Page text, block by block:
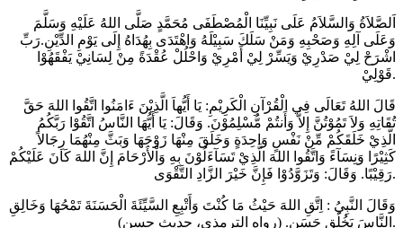
اَلصَّلاَةُ وَالسَّلاَمُ عَلَى نَبِيِّنَا الْمُصْطَفَى مُحَمَّدٍ صَلَّى اللهُ عَلَيْهِ وَسَلَّمَ
وَعَلَى آلِهِ وَصَحْبِهِ وَمَنْ سَلَكَ سَبِيْلَهُ وَاهْتَدَى بِهُدَاهُ إِلَى يَوْمِ الدِّيْنِ.رَبِّ
اشْرَحْ لِيْ صَدْرِيْ وَيَسِّرْ لِيْ أَمْرِيْ وَاحْلُلْ عُقْدَةً مِنْ لِسَانِيْ يَفْقَهُوْا
قَوْلِيْ.
قَالَ اللهُ تَعَالَى فِي الْقُرْآنِ الْكَرِيْمِ: يَا أَيُّهاَ الَّذِيْنَ ءَامَنُوا اتَّقُوا اللهَ حَقَّ
تُقَاتِهِ وَلاَ تَمُوْتُنَّ إِلاَّ وَأَنتُمْ مُّسْلِمُوْنَ. وَقَالَ: يَا أَيُّهَا النَّاسُ اتَّقُوْا رَبَّكُمُ
الَّذِيْ خَلَقَكُمْ مِّنْ نَفْسٍ وَاحِدَةٍ وَخَلَقَ مِنْهَا زَوْجَهَا وَبَثَّ مِنْهُمَا رِجَالاً
كَثِيْرًا وَنِسَآءً وَاتَّقُوا اللهَ الَّذِيْ تَسَآءَلُوْنَ بِهِ وَاْلأَرْحَامَ إِنَّ اللهَ كَانَ عَلَيْكُمْ
رَقِيْبًا. وَقَالَ: وَتَزَوَّدُوْا فَإِنَّ خَيْرَ الزَّادِ التَّقْوَى.
وَقَالَ النَّبِيُ : اِتَّقِ اللهَ حَيْثُ مَا كُنْتَ وَأَتْبِعِ السَّيِّئَةَ الْحَسَنَةَ تَمْحُهَا وَخَالِقِ
النَّاسَ بَخُلُقٍ حَسَنٍ. (رواه الترمذي، حديث حسن).